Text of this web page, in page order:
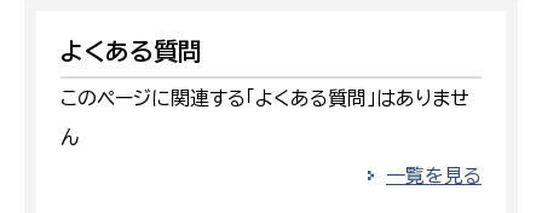
よくある質問
このページに関連する「よくある質問」はありませ
ん
一覧を見る